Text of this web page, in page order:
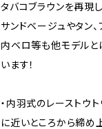
タバコブラウンを再現
サンドベージュやタン
内ベロ等も他モデルと
います！
・内羽式のレーストウ
に近いところから締め